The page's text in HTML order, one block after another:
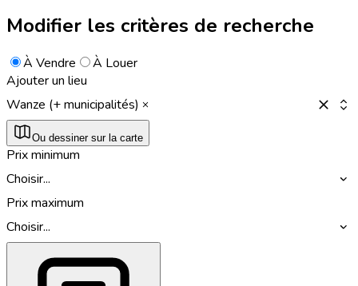
Modifier les critères de recherche
À Vendre
À Louer
Ajouter un lieu
Wanze (+ municipalités)
Ou dessiner sur la carte
Prix minimum
Choisir...
Prix maximum
Choisir...